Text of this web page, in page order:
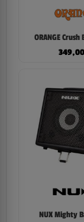
ORANGE Crush
349,00
NUX Mighty